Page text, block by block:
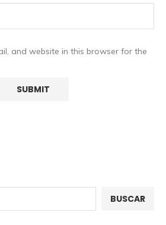
and website in this browser for the
BUSCAR